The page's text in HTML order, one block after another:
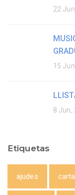
22
15
8 Jun,
Etiquetas
ajudes carta